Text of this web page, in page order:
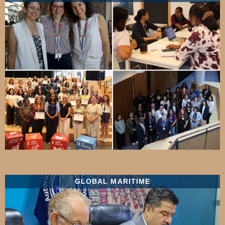
GLOBAL MARITIME